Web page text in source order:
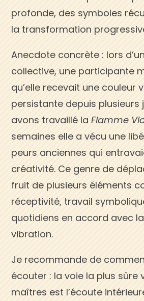
profonde, des symboles
la transformation
Anecdote concrète : lors
collective, une participante
qu’elle recevait une couleur
persistante depuis plusieurs
avons travaillé laFlamme
semaines elle a vécu une
peurs anciennes qui
créativité. Ce genre de
fruit de plusieurs éléments
réceptivité, travail
quotidiens en accord avec
vibration.
Je recommande de
écouter : la voie la plus sûre
maîtres est l’écoute